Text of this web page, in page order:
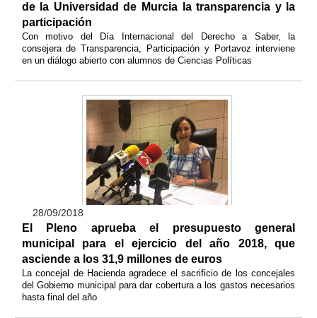
de la Universidad de Murcia la transparencia y la
participación
Con motivo del Día Internacional del Derecho a Saber, la
consejera de Transparencia, Participación y Portavoz interviene
en un diálogo abierto con alumnos de Ciencias Políticas
28/09/2018
El Pleno aprueba el presupuesto general
municipal para el ejercicio del año 2018, que
asciende a los 31,9 millones de euros
La concejal de Hacienda agradece el sacrificio de los concejales
del Gobierno municipal para dar cobertura a los gastos necesarios
hasta final del año